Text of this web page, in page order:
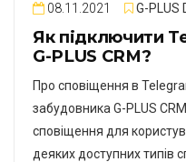
08.11.2021 G-PLUS
Як підключити
G-PLUS CRM?
Про сповіщення в
забудовника G-PLUS
сповіщення для
деяких доступних типів